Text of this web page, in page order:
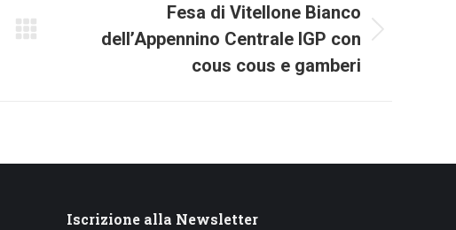
Fesa di Vitellone Bianco
dell’Appennino Centrale IGP con
cous cous e gamberi
Iscrizione alla Newsletter